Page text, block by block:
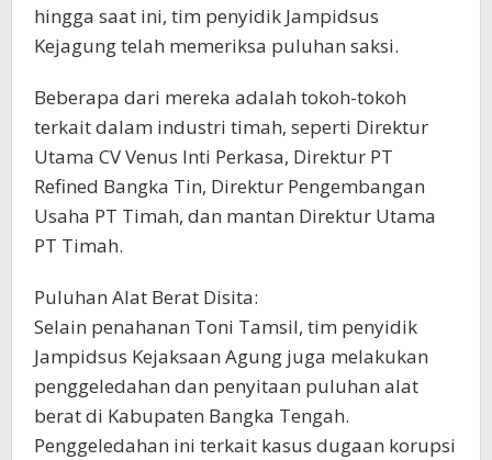
hingga saat ini, tim penyidik Jampidsus
Kejagung telah memeriksa puluhan saksi.
Beberapa dari mereka adalah tokoh-tokoh
terkait dalam industri timah, seperti Direktur
Utama CV Venus Inti Perkasa, Direktur PT
Refined Bangka Tin, Direktur Pengembangan
Usaha PT Timah, dan mantan Direktur Utama
PT Timah.
Puluhan Alat Berat Disita:
Selain penahanan Toni Tamsil, tim penyidik
Jampidsus Kejaksaan Agung juga melakukan
penggeledahan dan penyitaan puluhan alat
berat di Kabupaten Bangka Tengah.
Penggeledahan ini terkait kasus dugaan korupsi